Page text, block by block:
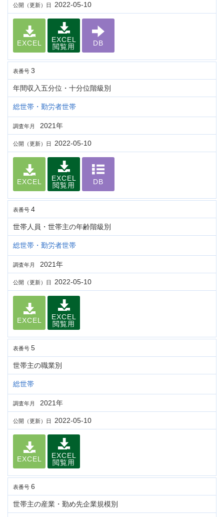
公開（更新）日 2022-05-10
EXCEL
EXCEL
閲覧用
DB
表番号 3
年間収入五分位・十分位階級別
総世帯・勤労者世帯
調査年月 2021年
公開（更新）日 2022-05-10
EXCEL
EXCEL
閲覧用
DB
表番号 4
世帯人員・世帯主の年齢階級別
総世帯・勤労者世帯
調査年月 2021年
公開（更新）日 2022-05-10
EXCEL
EXCEL
閲覧用
表番号 5
世帯主の職業別
総世帯
調査年月 2021年
公開（更新）日 2022-05-10
EXCEL
EXCEL
閲覧用
表番号 6
世帯主の産業・勤め先企業規模別